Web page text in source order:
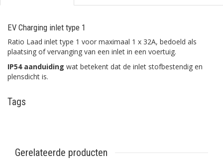
EV Charging inlet type 1
Ratio Laad inlet type 1 voor maximaal 1 x 32A, bedoeld als
plaatsing of vervanging van een inlet in een voertuig.
IP54 aanduiding wat betekent dat de inlet stofbestendig en
plensdicht is.
Tags
Gerelateerde producten